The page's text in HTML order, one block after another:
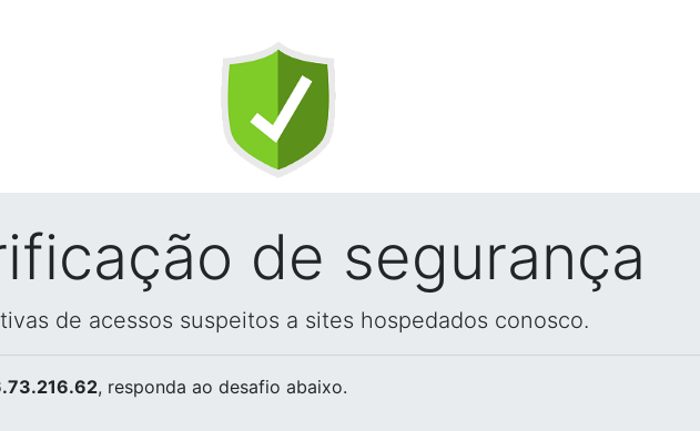
de segurança
de acessos suspeitos a sites hospedados conosco.
, responda ao desafio abaixo.